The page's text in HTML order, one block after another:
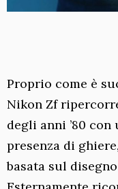
Proprio come è
Nikon Zf
degli anni ’80
presenza di
basata sul